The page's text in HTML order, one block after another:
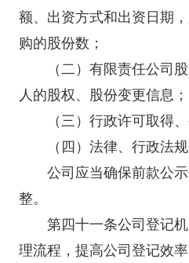
额、出资方式和出资日期
购的股份数；
（二）有限责任公司股
人的股权、股份变更信息；
（三）行政许可取得、
（四）法律、行政法规
公司应当确保前款公示
整。
第四十一条公司登记机
理流程，提高公司登记效